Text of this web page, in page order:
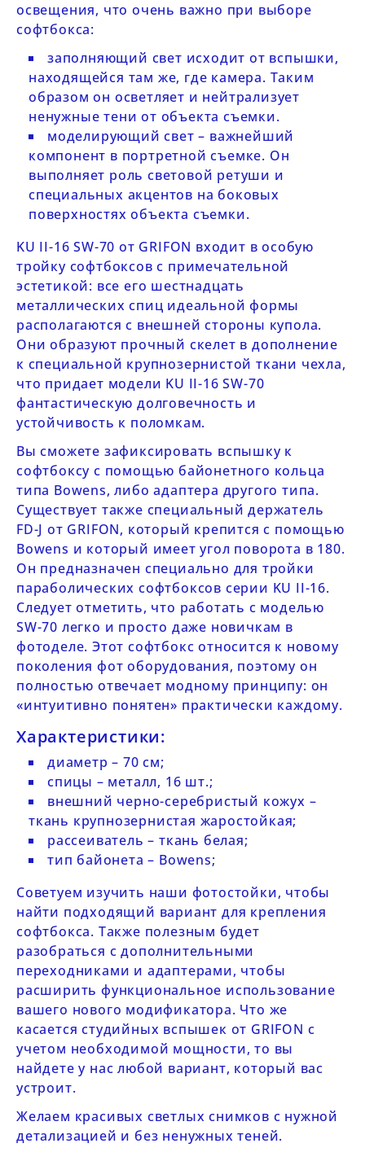
освещения, что очень важно при выборе
софтбокса:
заполняющий свет исходит от вспышки,
находящейся там же, где камера. Таким
образом он осветляет и нейтрализует
ненужные тени от объекта съемки.
моделирующий свет – важнейший
компонент в портретной съемке. Он
выполняет роль световой ретуши и
специальных акцентов на боковых
поверхностях объекта съемки.
KU II-16SW-70 от GRIFON входит в особую
тройку софтбоксов с примечательной
эстетикой: все его шестнадцать
металлических спиц идеальной формы
располагаются с внешней стороны купола.
Они образуют прочный скелет в дополнение
к специальной крупнозернистой ткани чехла,
что придает модели KU II-16SW-70
фантастическую долговечность и
устойчивость к поломкам.
Вы сможете зафиксировать вспышку к
софтбоксу с помощью байонетного кольца
типа Bowens, либо адаптера другого типа.
Существует также специальный держатель
FD-J от GRIFON, который крепится с помощью
Bowens и который имеет угол поворота в 180.
Он предназначен специально для тройки
параболических софтбоксов серии KU II-16.
Следует отметить, что работать с моделью
SW-70 легко и просто даже новичкам в
фотоделе. Этот софтбокс относится к новому
поколения фот оборудования, поэтому он
полностью отвечает модному принципу: он
«интуитивно понятен» практически каждому.
Характеристики:
диаметр – 70 см;
спицы – металл, 16 шт.;
внешний черно-серебристый кожух –
ткань крупнозернистая жаростойкая;
рассеиватель – ткань белая;
тип байонета – Bowens;
Советуем изучить наши фотостойки, чтобы
найти подходящий вариант для крепления
софтбокса. Также полезным будет
разобраться с дополнительными
переходниками и адаптерами, чтобы
расширить функциональное использование
вашего нового модификатора. Что же
касаетсястудийных вспышек от GRIFON с
учетом необходимой мощности, то вы
найдете у нас любой вариант, который вас
устроит.
Желаем красивых светлых снимков с нужной
детализацией и без ненужных теней.